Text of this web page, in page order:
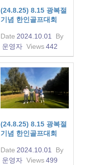
(24.8.25) 8.15 광복절
기념 한인골프대회
Date 2024.10.01
By
운영자 Views442
(24.8.25) 8.15 광복절
기념 한인골프대회
Date 2024.10.01
By
운영자 Views499